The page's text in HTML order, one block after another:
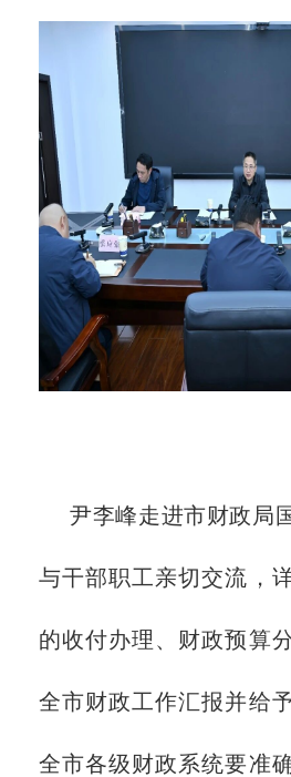
尹李峰走进市财政局
与干部职工亲切交流，
的收付办理、财政预算
全市财政工作汇报并给
全市各级财政系统要准